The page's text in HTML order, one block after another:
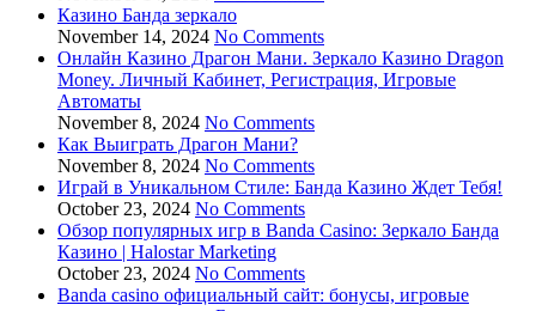
Казино Банда зеркало
November 14, 2024 No Comments
Онлайн Казино Драгон Мани. Зеркало Казино Dragon
Money. Личный Кабинет, Регистрация, Игровые
Автоматы
November 8, 2024 No Comments
Как Выиграть Драгон Мани?
November 8, 2024 No Comments
Играй в Уникальном Стиле: Банда Казино Ждет Тебя!
October 23, 2024 No Comments
Обзор популярных игр в Banda Casino: Зеркало Банда
Казино | Halostar Marketing
October 23, 2024 No Comments
Banda casino официальный сайт: бонусы, игровые